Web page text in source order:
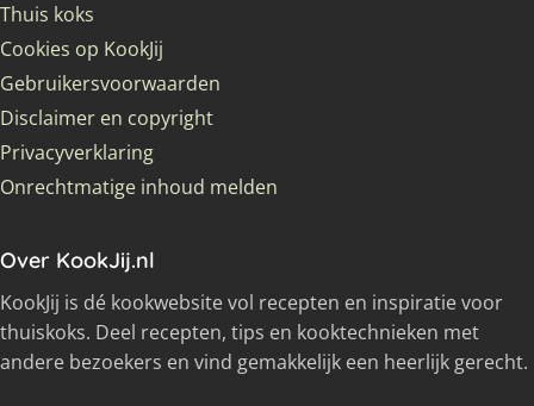
Thuis koks
Cookies op KookJij
Gebruikersvoorwaarden
Disclaimer en copyright
Privacyverklaring
Onrechtmatige inhoud melden
Over KookJij.nl
KookJij is dé kookwebsite vol recepten en inspiratie voor
thuiskoks. Deel recepten, tips en kooktechnieken met
andere bezoekers en vind gemakkelijk een heerlijk gerecht.